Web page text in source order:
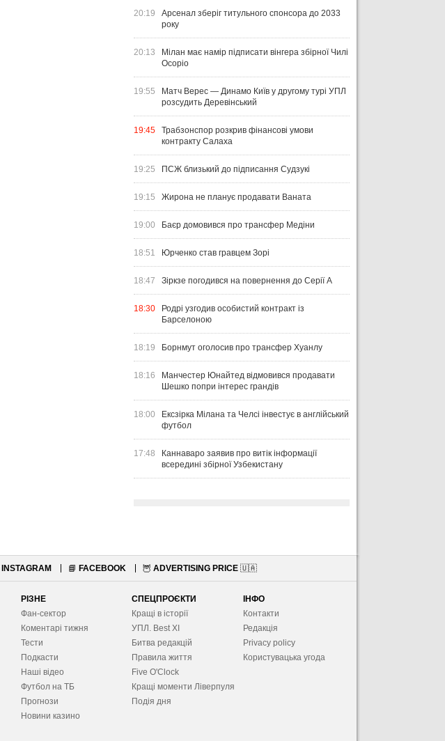
20:19
Арсенал зберіг титульного спонсора до 2033
року
20:13
Мілан має намір підписати вінгера збірної Чилі
Осоріо
19:55
Матч Верес — Динамо Київ у другому турі УПЛ
розсудить Деревінський
19:45
Трабзонспор розкрив фінансові умови
контракту Салаха
19:25 ПСЖ близький до підписання Судзукі
19:15 Жирона не планує продавати Ваната
19:00 Баєр домовився про трансфер Медіни
18:51 Юрченко став гравцем Зорі
18:47 Зіркзе погодився на повернення до Серії А
18:30
Родрі узгодив особистий контракт із
Барселоною
18:19 Борнмут оголосив про трансфер Хуанлу
18:16
Манчестер Юнайтед відмовився продавати
Шешко попри інтерес грандів
18:00
Ексзірка Мілана та Челсі інвестує в англійський
футбол
17:48
Каннаваро заявив про витік інформації
всередині збірної Узбекистану
INSTAGRAM 📘 FACEBOOK 🦉 ADVERTISING PRICE 🇺🇦
РІЗНЕ
Фан-сектор
Коментарі тижня
Тести
Подкасти
Наші відео
Футбол на ТБ
Прогнози
Новини казино
СПЕЦПРОЄКТИ
Кращі в історії
УПЛ. Best XІ
Битва редакцій
Правила життя
Five O'Clock
Кращі моменти Ліверпуля
Подія дня
ІНФО
Контакти
Редакція
Privacy policy
Користувацька угода